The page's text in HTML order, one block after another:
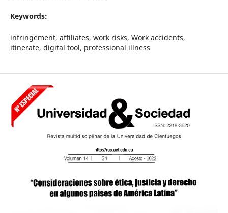
Keywords:
infringement, affiliates, work risks, Work accidents,
itinerate, digital tool, professional illness